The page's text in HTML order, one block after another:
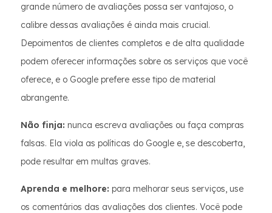
grande número de avaliações possa ser vantajoso, o
calibre dessas avaliações é ainda mais crucial.
Depoimentos de clientes completos e de alta qualidade
podem oferecer informações sobre os serviços que você
oferece, e o Google prefere esse tipo de material
abrangente.
Não finja: nunca escreva avaliações ou faça compras
falsas. Ela viola as políticas do Google e, se descoberta,
pode resultar em multas graves.
Aprenda e melhore: para melhorar seus serviços, use
os comentários das avaliações dos clientes. Você pode